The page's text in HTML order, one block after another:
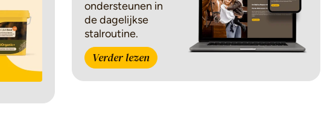
ondersteunen in
de dagelijkse
stalroutine.
Verder lezen